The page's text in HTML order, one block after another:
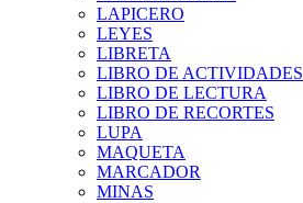
LAPICERO
LEYES
LIBRETA
LIBRO DE ACTIVIDADES
LIBRO DE LECTURA
LIBRO DE RECORTES
LUPA
MAQUETA
MARCADOR
MINAS